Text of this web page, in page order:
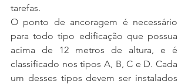
tarefas.
O ponto de ancoragem é necessário
para todo tipo edificação que possua
acima de 12 metros de altura, e é
classificado nos tipos A, B, C e D. Cada
um desses tipos devem ser instalados